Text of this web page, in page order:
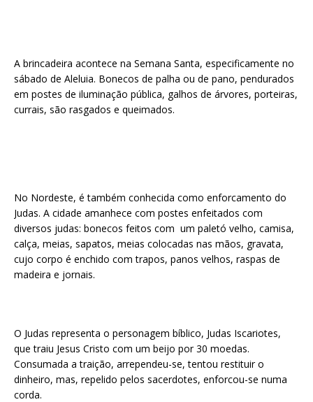
A brincadeira acontece na Semana Santa, especificamente no
sábado de Aleluia. Bonecos de palha ou de pano, pendurados
em postes de iluminação pública, galhos de árvores, porteiras,
currais, são rasgados e queimados.
No Nordeste, é também conhecida como enforcamento do
Judas. A cidade amanhece com postes enfeitados com
diversos judas: bonecos feitos com um paletó velho, camisa,
calça, meias, sapatos, meias colocadas nas mãos, gravata,
cujo corpo é enchido com trapos, panos velhos, raspas de
madeira e jornais.
O Judas representa o personagem bíblico, Judas Iscariotes,
que traiu Jesus Cristo com um beijo por 30 moedas.
Consumada a traição, arrependeu-se, tentou restituir o
dinheiro, mas, repelido pelos sacerdotes, enforcou-se numa
corda.